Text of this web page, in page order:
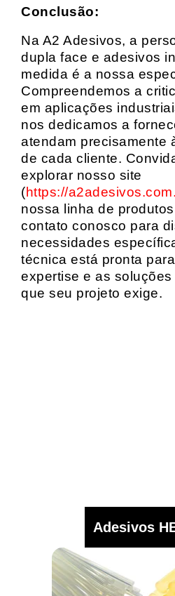
Conclusão:
Na A2 Adesivos, a
dupla face e adesivos
medida é a nossa
Compreendemos a
em aplicações
nos dedicamos a
atendam precisamente
de cada cliente.
explorar nosso site
(https://
nossa linha de
contato conosco para
necessidades
técnica está pronta
expertise e as
que seu projeto exige.
Adesivos